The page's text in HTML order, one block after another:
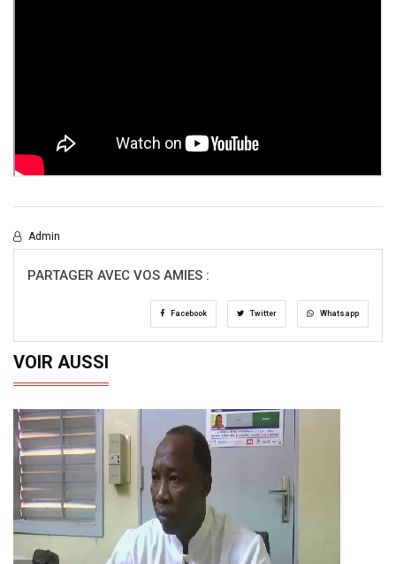
Admin
PARTAGER AVEC VOS AMIES :
Facebook Twitter Whatsapp
VOIR AUSSI